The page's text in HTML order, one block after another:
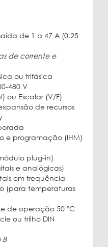
de 1 a 47 A (0,25
de corrente e
ou trifásica
480 V
ou Escalar (V/F)
de recursos
e programação (IHM)
plug-in)
e analógicas)
em frequência
(para temperaturas
de operação 50 ºC
ou trilho DIN